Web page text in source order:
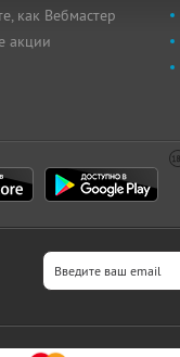
как Вебмастер
акции